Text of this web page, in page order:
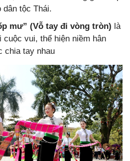
dân tộc Thái.
mư” (Vỗ tay đi vòng tròn) là
cuộc vui, thể hiện niềm hân
chia tay nhau